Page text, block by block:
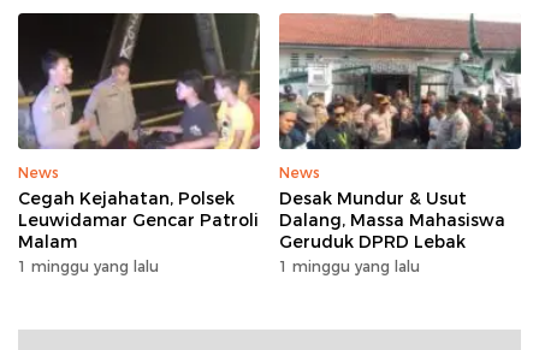
News
Cegah Kejahatan, Polsek
Leuwidamar Gencar Patroli
Malam
1 minggu yang lalu
News
Desak Mundur & Usut
Dalang, Massa Mahasiswa
Geruduk DPRD Lebak
1 minggu yang lalu